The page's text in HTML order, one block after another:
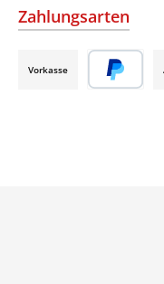
Zahlungsarten
Vorkasse